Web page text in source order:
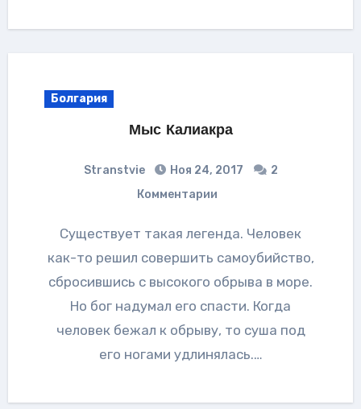
Болгария
Мыс Калиакра
Stranstvie Ноя 24, 2017
2
Комментарии
Существует такая легенда. Человек
как-то решил совершить самоубийство,
сбросившись с высокого обрыва в море.
Но бог надумал его спасти. Когда
человек бежал к обрыву, то суша под
его ногами удлинялась.…